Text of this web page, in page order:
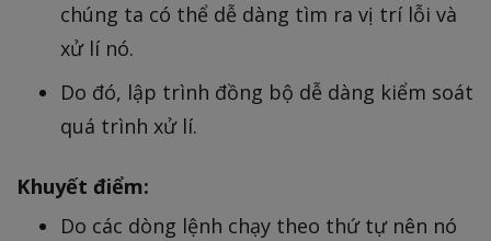
chúng ta có thể dễ dàng tìm ra vị trí lỗi và
xử lí nó.
Do đó, lập trình đồng bộ dễ dàng kiểm soát
quá trình xử lí.
Khuyết điểm:
Do các dòng lệnh chạy theo thứ tự nên nó